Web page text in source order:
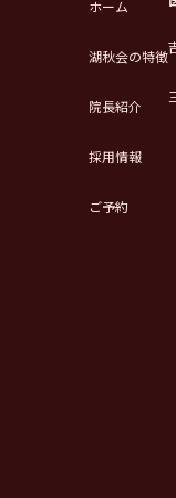
ホーム
湖秋会の特徴
院長紹介
採用情報
ご予約